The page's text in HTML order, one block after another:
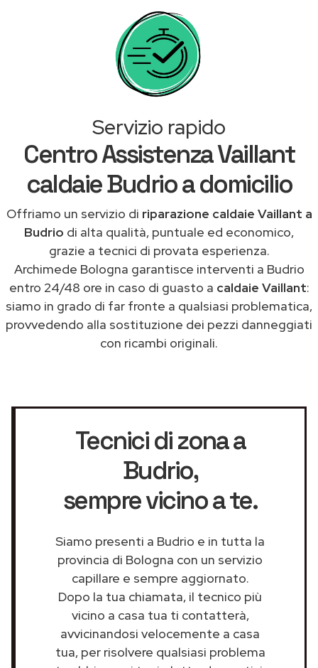
Servizio rapido
Centro Assistenza Vaillant
caldaie Budrio a domicilio
Offriamo un servizio di riparazione caldaie Vaillant a
Budrio di alta qualità, puntuale ed economico,
grazie a tecnici di provata esperienza.
Archimede Bologna garantisce interventi a Budrio
entro 24/48 ore in caso di guasto a caldaie Vaillant:
siamo in grado di far fronte a qualsiasi problematica,
provvedendo alla sostituzione dei pezzi danneggiati
con ricambi originali.
Tecnici di zona a
Budrio,
sempre vicino a te.
Siamo presenti a Budrio e in tutta la
provincia di Bologna con un servizio
capillare e sempre aggiornato.
Dopo la tua chiamata, il tecnico più
vicino a casa tua ti contatterà,
avvicinandosi velocemente a casa
tua, per risolvere qualsiasi problema